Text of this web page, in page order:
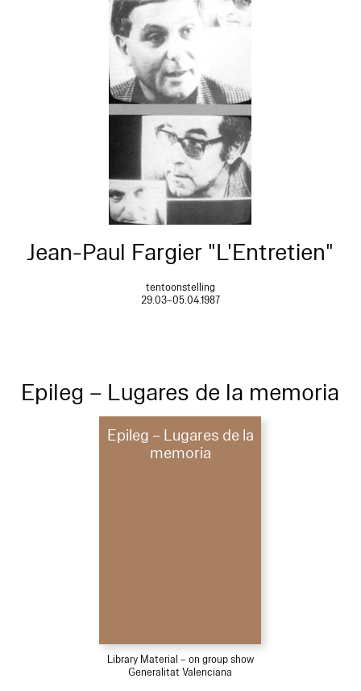
Jean-Paul Fargier "L'Entretien"
tentoonstelling
29.03–05.04.1987
Epileg – Lugares de la memoria
Epileg – Lugares de la
memoria
Library Material – on group show
Generalitat Valenciana